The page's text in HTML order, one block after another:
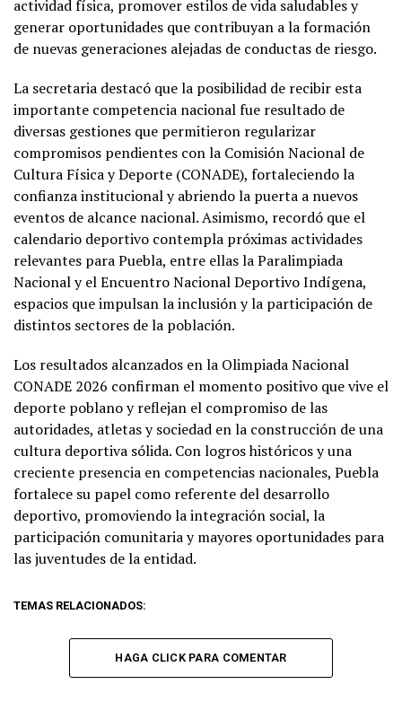
actividad física, promover estilos de vida saludables y
generar oportunidades que contribuyan a la formación
de nuevas generaciones alejadas de conductas de riesgo.
La secretaria destacó que la posibilidad de recibir esta
importante competencia nacional fue resultado de
diversas gestiones que permitieron regularizar
compromisos pendientes con la Comisión Nacional de
Cultura Física y Deporte (CONADE), fortaleciendo la
confianza institucional y abriendo la puerta a nuevos
eventos de alcance nacional. Asimismo, recordó que el
calendario deportivo contempla próximas actividades
relevantes para Puebla, entre ellas la Paralimpiada
Nacional y el Encuentro Nacional Deportivo Indígena,
espacios que impulsan la inclusión y la participación de
distintos sectores de la población.
Los resultados alcanzados en la Olimpiada Nacional
CONADE 2026 confirman el momento positivo que vive el
deporte poblano y reflejan el compromiso de las
autoridades, atletas y sociedad en la construcción de una
cultura deportiva sólida. Con logros históricos y una
creciente presencia en competencias nacionales, Puebla
fortalece su papel como referente del desarrollo
deportivo, promoviendo la integración social, la
participación comunitaria y mayores oportunidades para
las juventudes de la entidad.
TEMAS RELACIONADOS:
HAGA CLICK PARA COMENTAR